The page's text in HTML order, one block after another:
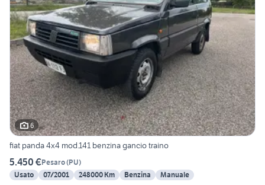
6
fiat panda 4x4 mod.141 benzina gancio traino
5.450 €Pesaro(PU)
Usato
07/2001 248000 Km Benzina
Manuale